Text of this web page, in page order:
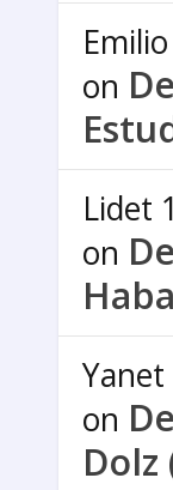
Emilio
on
Lidet
on
on